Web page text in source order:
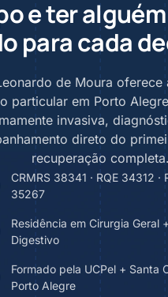
e ter
para cada
de Moura oferece
particular em Porto
invasiva,
direto do
recuperação completa.
CRMRS 38341 · RQE 34312 ·
35267
Residência em Cirurgia Geral
Digestivo
Formado pela UCPel + Santa
Porto Alegre